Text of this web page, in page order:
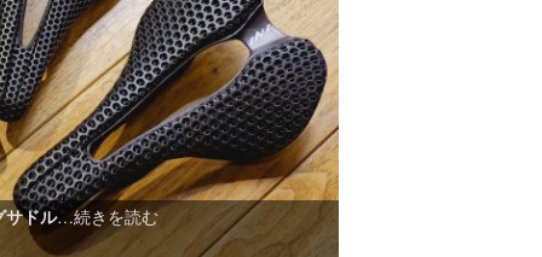
サドル…続きを読む